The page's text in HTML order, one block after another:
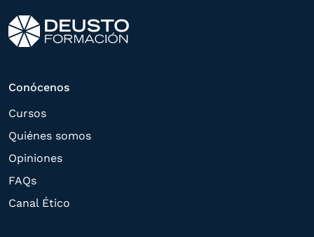
correspondiente. Compartiremos su
solicitud con las empresas que conforman
estas puedan hacerle llegar la mejor
oferta de productos y servicios de acuerdo
a su petición. Quedan reconocidos los
Conócenos
Cursos
Quiénes somos
Opiniones
FAQs
Canal Ético